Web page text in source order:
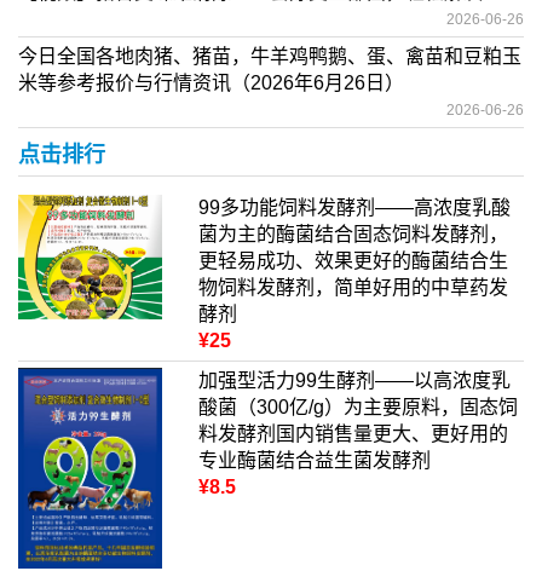
2026-06-26
今日全国各地肉猪、猪苗，牛羊鸡鸭鹅、蛋、禽苗和豆粕玉
米等参考报价与行情资讯（2026年6月26日）
2026-06-26
点击排行
99多功能饲料发酵剂——高浓度乳酸
菌为主的酶菌结合固态饲料发酵剂，
更轻易成功、效果更好的酶菌结合生
物饲料发酵剂，简单好用的中草药发
酵剂
¥25
加强型活力99生酵剂——以高浓度乳
酸菌（300亿/g）为主要原料，固态饲
料发酵剂国内销售量更大、更好用的
专业酶菌结合益生菌发酵剂
¥8.5